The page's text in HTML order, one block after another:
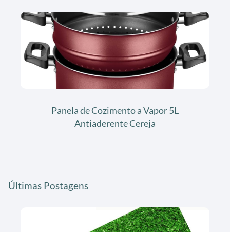
Panela de Cozimento a Vapor 5L
Antiaderente Cereja
Últimas Postagens